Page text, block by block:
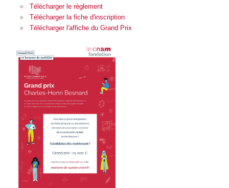
Télécharger le règlement
Télécharger la fiche d'inscription
Télécharger l'affiche du Grand Prix